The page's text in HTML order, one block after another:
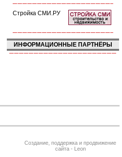
Стройка СМИ.РУ
ИНФОРМАЦИОННЫЕ ПАРТНЁРЫ
Создание, поддержка и продвижение
сайта - Leon